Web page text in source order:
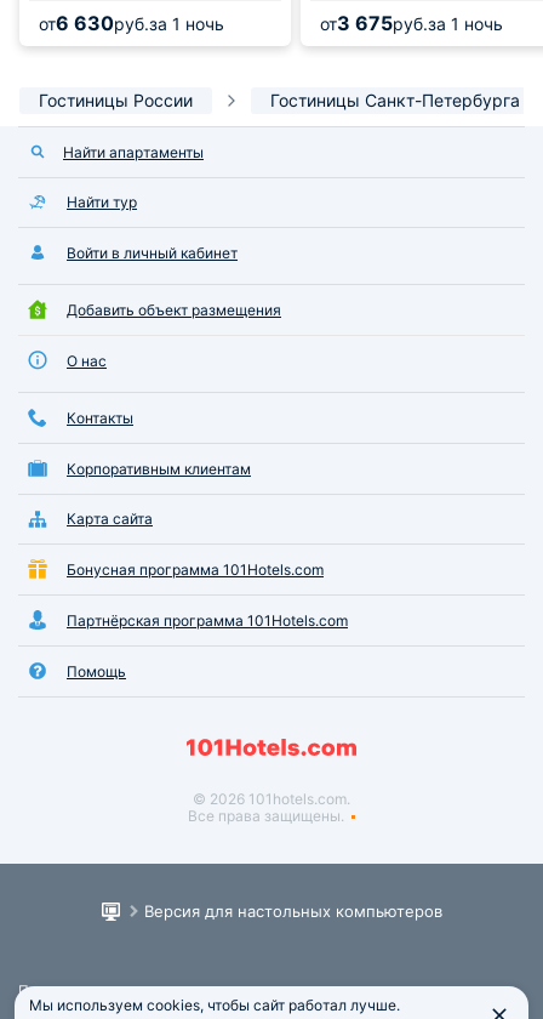
от6 630руб.за 1 ночь от3 675руб.за 1 ночь
Гостиницы России Гостиницы Санкт-Петербурга
Найти апартаменты
Найти тур
Войти в личный кабинет
Добавить объект размещения
О нас
Контакты
Корпоративным клиентам
Карта сайта
Бонусная программа 101Hotels.com
Партнёрская программа 101Hotels.com
Помощь
© 2026 101hotels.com.
Все права защищены.
Версия для настольных компьютеров
Пользовательское соглашение
Юридическая информация
Мы используем cookies, чтобы сайт работал лучше.